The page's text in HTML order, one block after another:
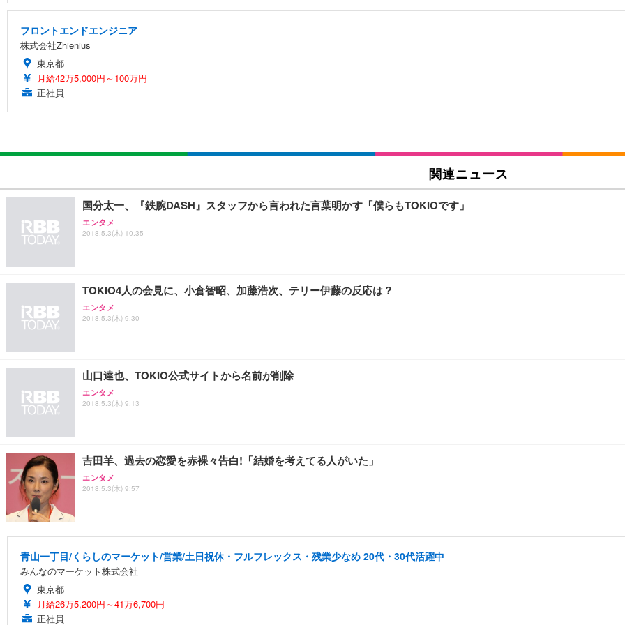
フロントエンドエンジニア
株式会社Zhienius
東京都
月給42万5,000円～100万円
正社員
関連ニュース
国分太一、『鉄腕DASH』スタッフから言われた言葉明かす「僕らもTOKIOです」
エンタメ
2018.5.3(木) 10:35
TOKIO4人の会見に、小倉智昭、加藤浩次、テリー伊藤の反応は？
エンタメ
2018.5.3(木) 9:30
山口達也、TOKIO公式サイトから名前が削除
エンタメ
2018.5.3(木) 9:13
吉田羊、過去の恋愛を赤裸々告白!「結婚を考えてる人がいた」
エンタメ
2018.5.3(木) 9:57
青山一丁目/くらしのマーケット/営業/土日祝休・フルフレックス・残業少なめ 20代・30代活躍中
みんなのマーケット株式会社
東京都
月給26万5,200円～41万6,700円
正社員